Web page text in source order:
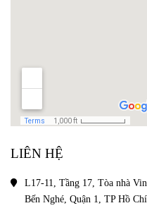
LIÊN HỆ
L17-11, Tầng 17, Tòa nhà
Bến Nghé, Quận 1, TP Hồ